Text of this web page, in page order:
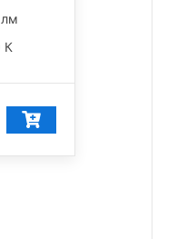
К